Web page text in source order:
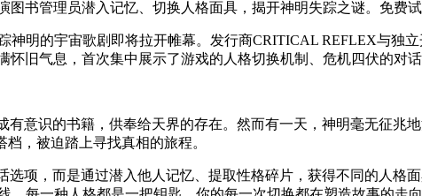
图书管理员潜入记忆、切换人格面具，揭开神明失踪之谜。免费
明的宇宙歌剧即将拉开帷幕。发行商CRITICAL REFLEX与独
怀旧气息，首次集中展示了游戏的人格切换机制、危机四伏的对
有意识的书籍，供奉给天界的存在。然而有一天，神明毫无征兆
，被迫踏上寻找真相的旅程。
选项，而是通过潜入他人记忆、提取性格碎片，获得不同的人格